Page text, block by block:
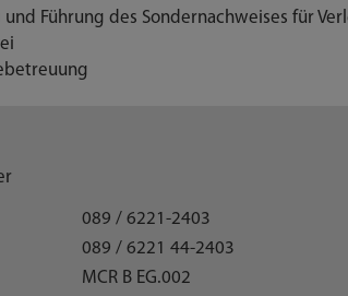
Führung des Sondernachweises für
089 / 6221-2403
089 / 6221 44-2403
MCR B EG.002